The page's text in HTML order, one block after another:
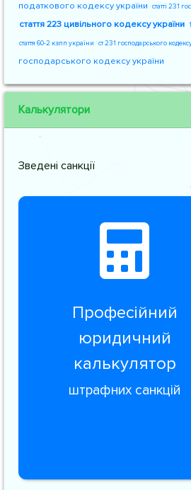
податкового кодексу україни статті 231
стаття 223 цивільного кодексу україни
стаття 60-2 кзпп україни ст 231 господарського
господарського кодексу україни
Калькулятори
Зведені санкції
Професійний
юридичний
калькулятор
штрафних санкцій